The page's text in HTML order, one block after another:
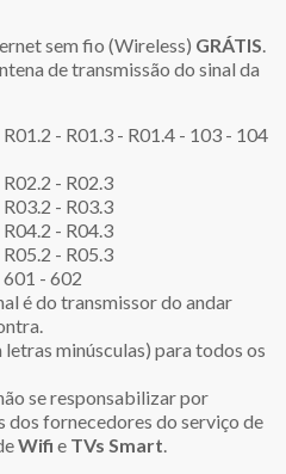
sem fio (Wireless) GRÁTIS.
de transmissão do sinal da
- R01.3 - R01.4 - 103 - 104
- R02.3
- R03.3
- R04.3
- R05.3
601 - 602
é do transmissor do andar
minúsculas) para todos os
se responsabilizar por
fornecedores do serviço de
Wifi e TVs Smart.